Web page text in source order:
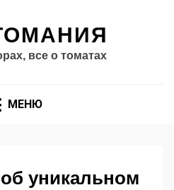
все о томатах
МЕНЮ
уникальном